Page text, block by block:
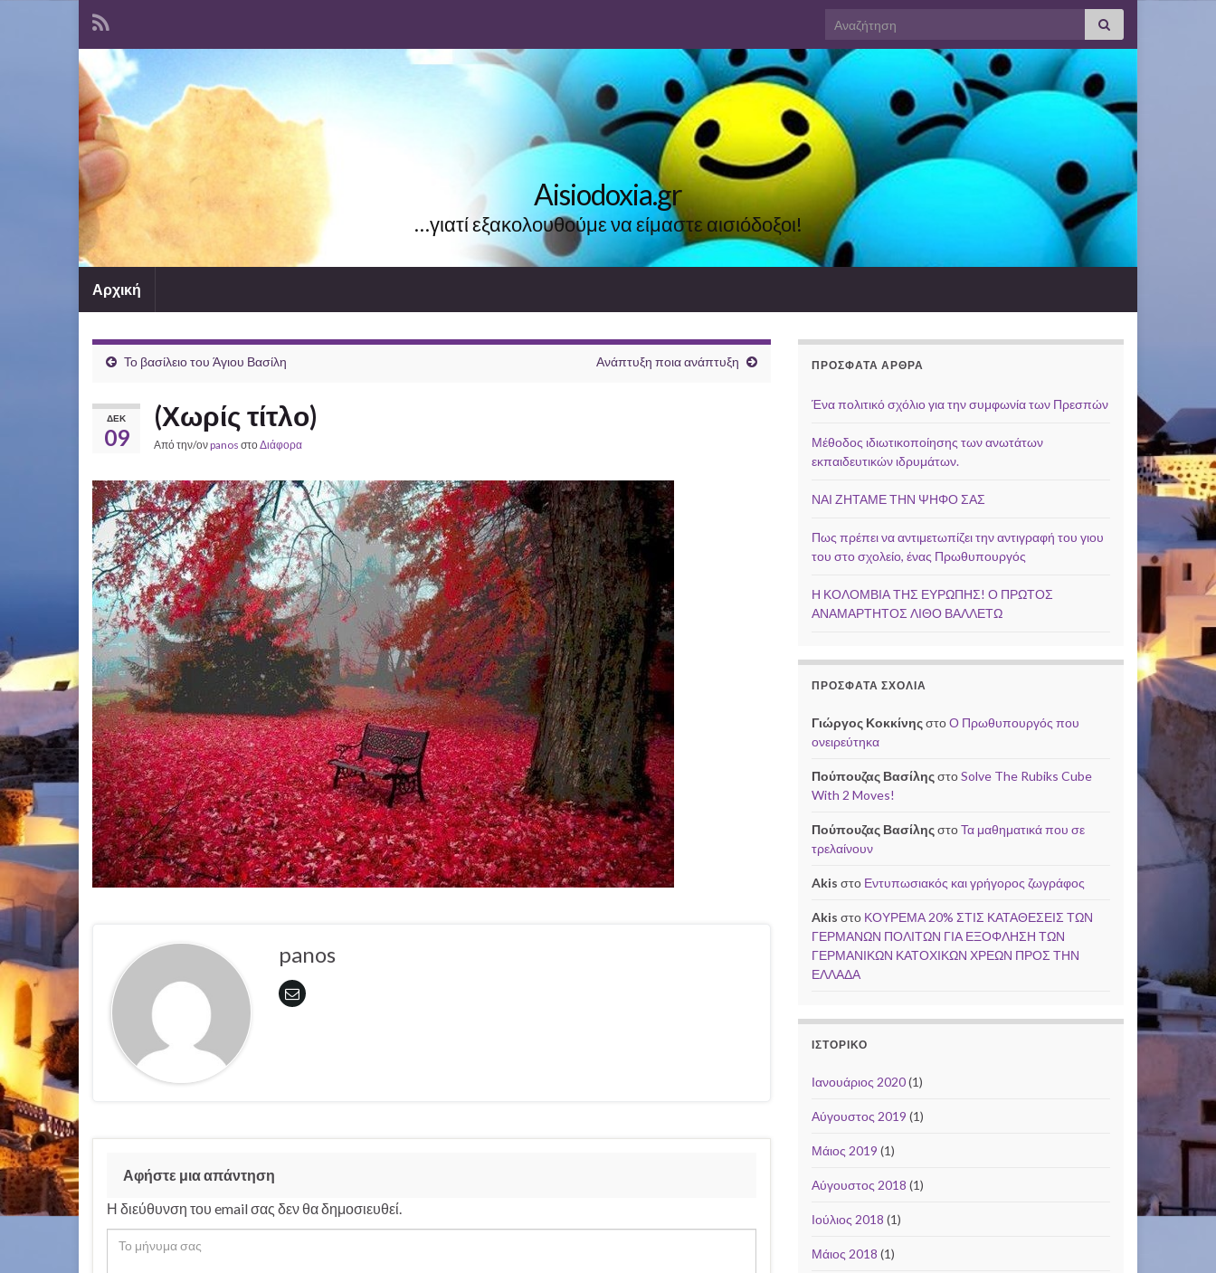
Search for:
Aisiodoxia.gr
…γιατί εξακολουθούμε να είμαστε αισιόδοξοι!
Αρχική
Το βασίλειο του Άγιου Βασίλη Ανάπτυξη ποια ανάπτυξη
ΔΕΚ
09
(Χωρίς τίτλο)
Από την/ονpanos στοΔιάφορα
panos
Αφήστε μια απάντηση
Η διεύθυνση του email σας δεν θα δημοσιευθεί.
ΠΡΌΣΦΑΤΑ ΆΡΘΡΑ
Ένα πολιτικό σχόλιο για την συμφωνία των Πρεσπών
Μέθοδος ιδιωτικοποίησης των ανωτάτων
εκπαιδευτικών ιδρυμάτων.
ΝΑΙ ΖΗΤΑΜΕ ΤΗΝ ΨΗΦΟ ΣΑΣ
Πως πρέπει να αντιμετωπίζει την αντιγραφή του γιου
του στο σχολείο, ένας Πρωθυπουργός
Η ΚΟΛΟΜΒΙΑ ΤΗΣ ΕΥΡΩΠΗΣ! Ο ΠΡΩΤΟΣ
ΑΝΑΜΑΡΤΗΤΟΣ ΛΙΘΟ ΒΑΛΛΕΤΩ
ΠΡΌΣΦΑΤΑ ΣΧΌΛΙΑ
Γιώργος ΚοκκίνηςστοΟ Πρωθυπουργός που
ονειρεύτηκα
Πούπουζας ΒασίληςστοSolve The Rubiks Cube
With 2 Moves!
Πούπουζας ΒασίληςστοΤα μαθηματικά που σε
τρελαίνουν
Akis στο Εντυπωσιακός και γρήγορος ζωγράφος
Akis στο ΚΟΥΡΕΜΑ 20% ΣΤΙΣ ΚΑΤΑΘΕΣΕΙΣ ΤΩΝ
ΓΕΡΜΑΝΩΝ ΠΟΛΙΤΩΝ ΓΙΑ ΕΞΟΦΛΗΣΗ ΤΩΝ
ΓΕΡΜΑΝΙΚΩΝ ΚΑΤΟΧΙΚΩΝ ΧΡΕΩΝ ΠΡΟΣ ΤΗΝ
ΕΛΛΑΔΑ
ΙΣΤΟΡΙΚΌ
Ιανουάριος 2020(1)
Αύγουστος 2019 (1)
Μάιος 2019 (1)
Αύγουστος 2018 (1)
Ιούλιος 2018 (1)
Μάιος 2018 (1)